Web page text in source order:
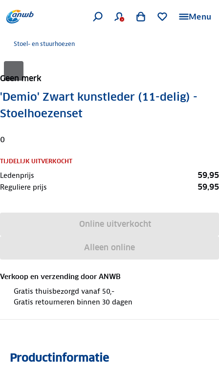
Menu
Stoel- en stuurhoezen
Geen merk
'Demio' Zwart kunstleder (11-delig) -
Stoelhoezenset
0
TIJDELIJK UITVERKOCHT
Ledenprijs 59,95
Reguliere prijs 59,95
Online uitverkocht
Alleen online
Verkoop en verzending door ANWB
Gratis thuisbezorgd vanaf 50,-
Gratis retourneren binnen 30 dagen
Productinformatie